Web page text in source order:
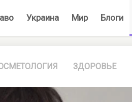
Украина Мир Блоги
ЗДОРОВЬЕ